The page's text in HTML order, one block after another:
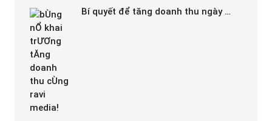
Bí quyết để tăng doanh thu ngày …